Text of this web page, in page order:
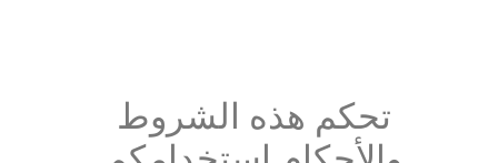
تحكم هذه الشروط